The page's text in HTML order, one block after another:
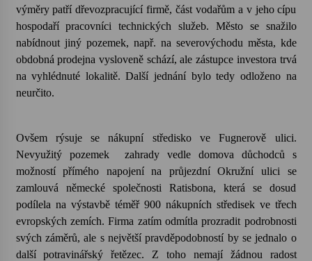
28. 7. 2026
Letní koncerty ve Stromovce: Kolchoz a
Jenakaši
28. 7. 2026
Letní koncerty ve Stromovce: Rufus Miller
22. 7. 2026
Vysočinka
17. 7. 2026
výměry patří dřevozpracující firmě, část vodařům a v jeho cípu
hospodaří pracovníci technických služeb. Město se snažilo
nabídnout jiný pozemek, např. na severovýchodu města, kde
obdobná prodejna vysloveně schází, ale zástupce investora trvá
na vyhlédnuté lokalitě. Další jednání bylo tedy odloženo na
neurčito.
Ovšem rýsuje se nákupní středisko ve Fugnerově ulici.
Nevyužitý pozemek
zahrady vedle domova důchodců s
možností přímého napojení na průjezdní Okružní ulici se
zamlouvá německé společnosti Ratisbona, která se dosud
podílela na výstavbě téměř 900 nákupních středisek ve třech
evropských zemích. Firma zatím odmítla prozradit podrobnosti
svých záměrů, ale s největší pravděpodobností by se jednalo o
další potravinářský řetězec. Z toho nemají žádnou radost